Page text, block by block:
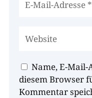
Name, E-Mail-
diesem Browser
Kommentar